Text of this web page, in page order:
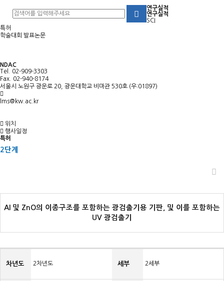
연구실적
연구실적
SCI
특허
학술대회 발표논문
NDAC
Tel. 02-909-3303
Fax. 02-940-8174
서울시 노원구 광운로 20, 광운대학교 비마관 530호 (우:01897)
lms@kw.ac.kr
위치
행사일정
특허
2단계
Al 및 ZnO의 이종구조를 포함하는 광검출기용 기판, 및 이를 포함하는
UV 광검출기
차년도 2차년도 세부 2세부